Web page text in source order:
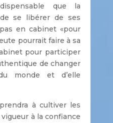
que la
se libérer de ses
en cabinet «pour
pourrait faire à sa
pour participer
de changer
monde et d’elle
à cultiver les
à la confiance